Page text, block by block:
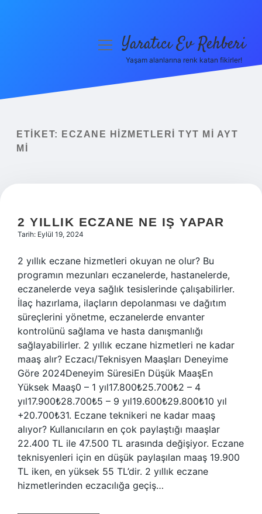
Yasal Uyarı
menüyüYaratıcı Ev Rehberi
Yaşam alanlarına renk katan fikirler!
ETIKET:
ECZANE HIZMETLERI TYT MI AYT
MI
2 YILLIK ECZANE NE IŞ YAPAR
Tarih: Eylül 19, 2024
2 yıllık eczane hizmetleri okuyan ne olur? Bu
programın mezunları eczanelerde, hastanelerde,
eczanelerde veya sağlık tesislerinde çalışabilirler.
İlaç hazırlama, ilaçların depolanması ve dağıtım
süreçlerini yönetme, eczanelerde envanter
kontrolünü sağlama ve hasta danışmanlığı
sağlayabilirler. 2 yıllık eczane hizmetleri ne kadar
maaş alır? Eczacı/Teknisyen Maaşları Deneyime
Göre 2024Deneyim SüresiEn Düşük MaaşEn
Yüksek Maaş0 – 1 yıl17.800₺25.700₺2 – 4
yıl17.900₺28.700₺5 – 9 yıl19.600₺29.800₺10 yıl
+20.700₺31. Eczane teknikeri ne kadar maaş
alıyor? Kullanıcıların en çok paylaştığı maaşlar
22.400 TL ile 47.500 TL arasında değişiyor. Eczane
teknisyenleri için en düşük paylaşılan maaş 19.900
TL iken, en yüksek 55 TL’dir. 2 yıllık eczane
hizmetlerinden eczacılığa geçiş…